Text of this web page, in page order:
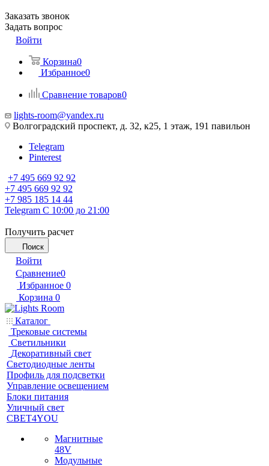
Заказать звонок
Задать вопрос
Войти
Корзина0
Избранное0
Сравнение товаров0
lights-room@yandex.ru
Волгоградский проспект, д. 32, к25, 1 этаж, 191 павильон
Telegram
Pinterest
+7 495 669 92 92
+7 495 669 92 92
+7 985 185 14 44
Telegram С 10:00 до 21:00
Получить расчет
Поиск
Войти
Сравнение0
Избранное 0
Корзина 0
Каталог
Трековые системы
Светильники
Декоративный свет
Светодиодные ленты
Профиль для подсветки
Управление освещением
Блоки питания
Уличный свет
СВЕТ4YOU
Магнитные
48V
Модульные